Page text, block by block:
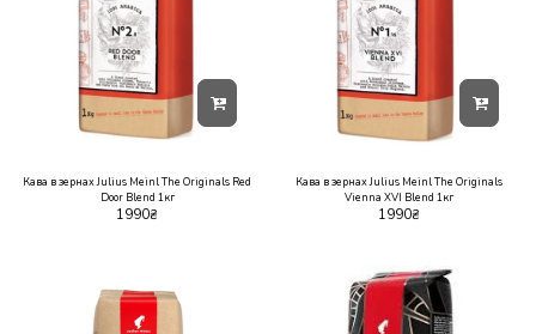
Кава в зернах Julius Meinl The Originals Red
Door Blend 1кг
1990₴
Кава в зернах Julius Meinl The Originals
Vienna XVI Blend 1кг
1990₴